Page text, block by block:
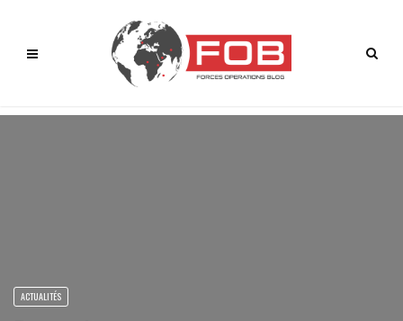
ACTUALITÉS